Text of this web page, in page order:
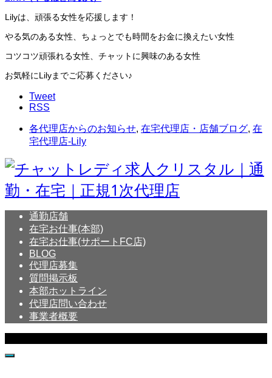
Lilyは、頑張る女性を応援します！
やる気のある女性、ちょっとでも時間をお金に換えたい女性
コツコツ頑張れる女性、チャットに興味のある女性
お気軽にLilyまでご応募ください♪
Tweet
RSS
各代理店からのお知らせ, 在宅代理店・店舗ブログ, 在
宅代理店-Lily
通勤店舗
在宅お仕事(本部)
在宅お仕事(サポートFC店)
BLOG
代理店募集
質問掲示板
本部ホットライン
代理店問い合わせ
事業者概要